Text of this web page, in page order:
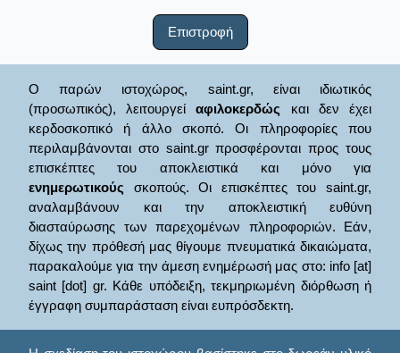
Επιστροφή
Ο παρών ιστοχώρος, saint.gr, είναι ιδιωτικός
(προσωπικός), λειτουργείαφιλοκερδώς και δεν έχει
κερδοσκοπικό ή άλλο σκοπό. Οι πληροφορίες που
περιλαμβάνονται στο saint.gr προσφέρονται προς τους
επισκέπτες του αποκλειστικά και μόνο για
ενημερωτικούς σκοπούς. Οι επισκέπτες του saint.gr,
αναλαμβάνουν και την αποκλειστική ευθύνη
διασταύρωσης των παρεχομένων πληροφοριών. Εάν,
δίχως την πρόθεσή μας θίγουμε πνευματικά δικαιώματα,
παρακαλούμε για την άμεση ενημέρωσή μας στο: info [at]
saint [dot] gr. Κάθε υπόδειξη, τεκμηριωμένη διόρθωση ή
έγγραφη συμπαράσταση είναι ευπρόσδεκτη.